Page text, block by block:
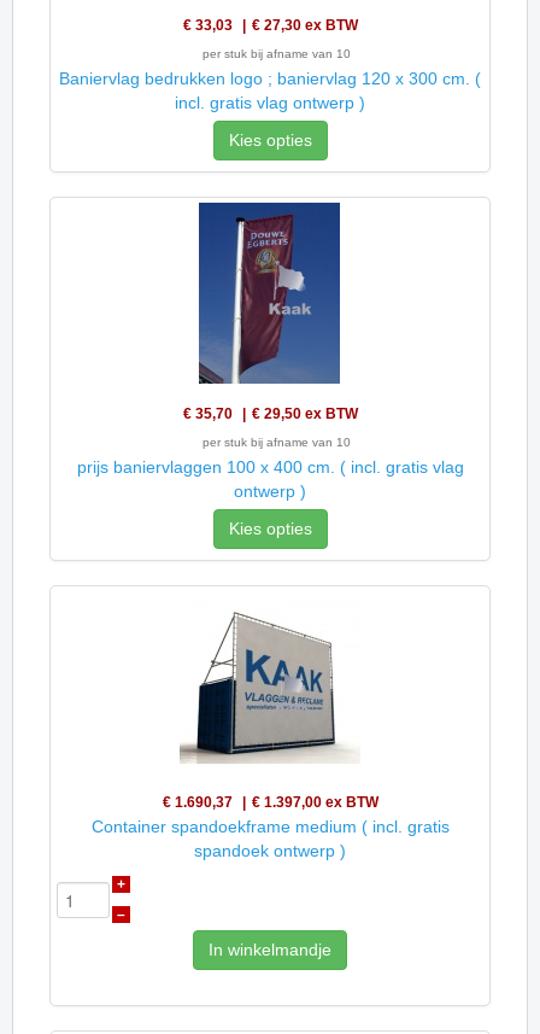
€ 33,03 € 27,30 ex BTW
per stuk bij afname van 10
Baniervlag bedrukken logo ; baniervlag 120 x 300 cm. (
incl. gratis vlag ontwerp )
Kies opties
€ 35,70 € 29,50 ex BTW
per stuk bij afname van 10
prijs baniervlaggen 100 x 400 cm. ( incl. gratis vlag
ontwerp )
Kies opties
€ 1.690,37 € 1.397,00 ex BTW
Container spandoekframe medium ( incl. gratis
spandoek ontwerp )
+
–
In winkelmandje